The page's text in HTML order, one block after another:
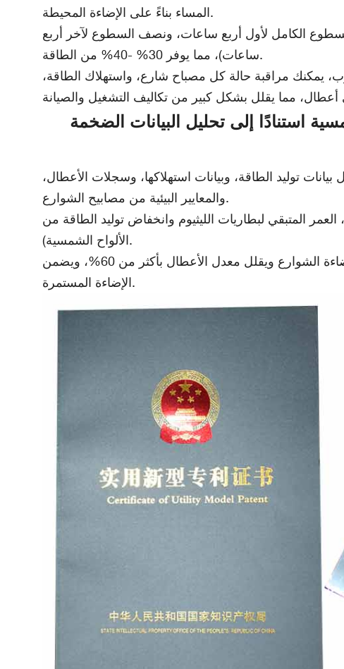
المساء بناءً على الإضاءة المحيطة.
الكامل لأول أربع ساعات، ونصف السطوع لآخر أربع
ساعات)، مما يوفر 30% -40% من الطاقة.
يمكنك مراقبة حالة كل مصباح شارع، واستهلاك الطاقة،
إلى تحليل البيانات الضخمة" [رقم براءة
توليد الطاقة، وبيانات استهلاكها، وسجلات الأعطال،
والمعايير البيئية من مصابيح الشوارع.
المتبقي لبطاريات الليثيوم وانخفاض توليد الطاقة من
الألواح الشمسية).
وبناءً على هذه التوقعات، يمكن لموظفي الصيانة التخطيط لخطط الصيانة مسبقًا، مما يمنع الأعطال المفاجئة لإضاءة الشوارع ويقلل معدل الأعطال بأكثر من 60%، ويضمن
الإضاءة المستمرة.